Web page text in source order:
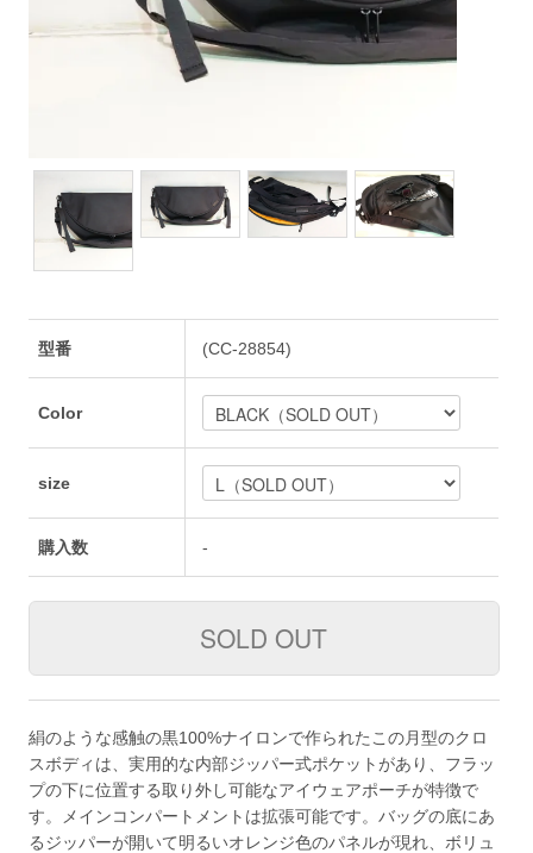
型番 (CC-28854)
Color
size
購入数 -
絹のような感触の黒100%ナイロンで作られたこの月型のクロ
スボディは、実用的な内部ジッパー式ポケットがあり、フラッ
プの下に位置する取り外し可能なアイウェアポーチが特徴で
す。メインコンパートメントは拡張可能です。バッグの底にあ
るジッパーが開いて明るいオレンジ色のパネルが現れ、ボリュ